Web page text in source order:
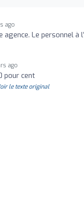
ago
agence. Le personnel à
ago
pour cent
le texte original